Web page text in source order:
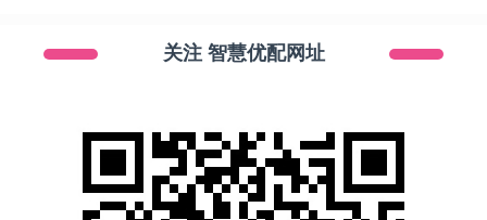
关注 智慧优配网址